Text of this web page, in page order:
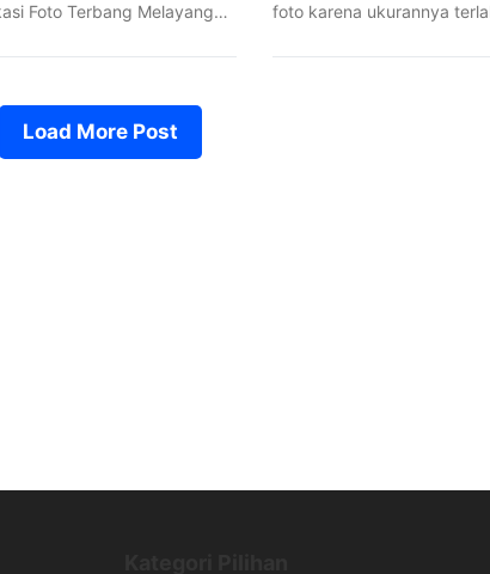
Foto Terbang Melayang
foto karena ukurannya
Load More Post